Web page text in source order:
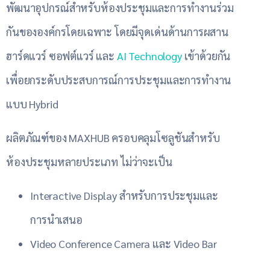
พัฒนาอุปกรณ์สำหรับห้องประชุมและการทำงานร่วม
กันขององค์กรโดยเฉพาะ โดยมีจุดเด่นด้านการผสาน
ฮาร์ดแวร์ ซอฟต์แวร์ และ AI Technology เข้าด้วยกัน
เพื่อยกระดับประสบการณ์การประชุมและการทำงาน
แบบ Hybrid
ผลิตภัณฑ์ของ MAXHUB ครอบคลุมโซลูชันสำหรับ
ห้องประชุมหลายประเภท ไม่ว่าจะเป็น
Interactive Display สำหรับการประชุมและ
การนำเสนอ
Video Conference Camera และ Video Bar